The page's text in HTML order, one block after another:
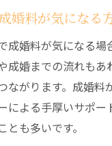
婚料が気になる
成婚料が気になる場
成婚までの流れもあ
ながります。成婚料
による手厚いサポー
も多いです。